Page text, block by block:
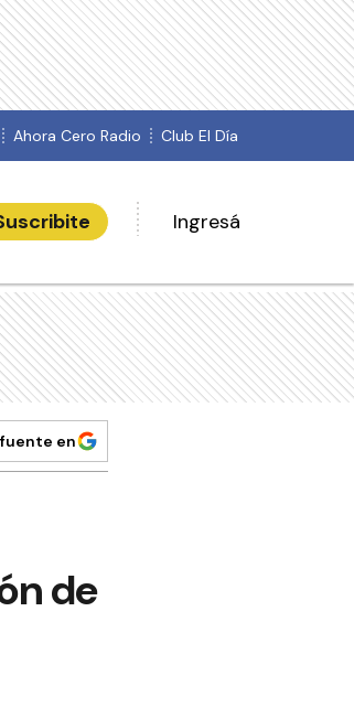
Ahora Cero Radio Club El Día
Ingresá
en
de